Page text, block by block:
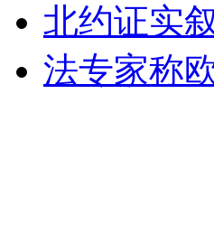
外交部：有关国家言论片
北约证实
法专家称